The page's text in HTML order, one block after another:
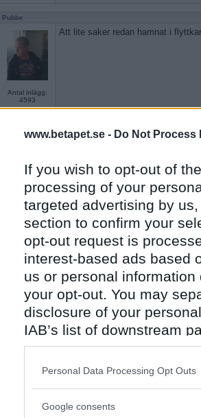
www.betapet.se - Do Not Process
If you wish to opt-out of
processing of your
targeted advertising by
section to confirm your
opt-out request is
interest-based ads based
us or personal
your opt-out. You may
disclosure of your
IAB’s list of downstream
also be disclosed by us
Downstream Participants
Please note that this
Personal Data Processing Opt Outs
Google consents
Pubbe
Antal inlägg:
4593
Att lite saker redan hamnat i
Antal inlägg:
2999
Kul att läsa under seriöst.
motståndare till det man tycker.
Slutar med att alla skriver; ja men
jag inte, jo kolla här, ja men det va
näää, du e dum o fattar ingenting.
Sandlåda för prettowannabees.
- Ej medlem längre
Antal inlägg:
Vart tar ni vägen Pubbe?
Maja G